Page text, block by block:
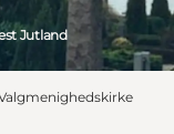
Jutland